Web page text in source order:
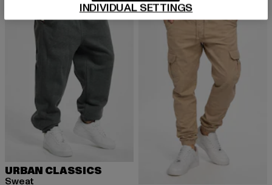
URBAN CLASSICS
Sweat
INDIVIDUAL SETTINGS